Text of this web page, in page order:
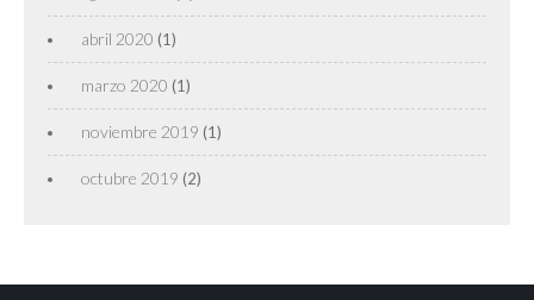
abril 2020 (1)
marzo 2020 (1)
noviembre 2019 (1)
octubre 2019 (2)